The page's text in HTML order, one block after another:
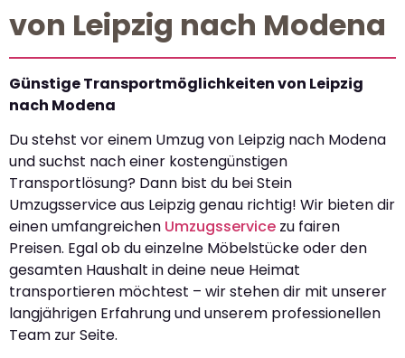
von Leipzig nach Modena
Günstige Transportmöglichkeiten von Leipzig
nach Modena
Du stehst vor einem Umzug von Leipzig nach Modena
und suchst nach einer kostengünstigen
Transportlösung? Dann bist du bei Stein
Umzugsservice aus Leipzig genau richtig! Wir bieten dir
einen umfangreichen Umzugsservice zu fairen
Preisen. Egal ob du einzelne Möbelstücke oder den
gesamten Haushalt in deine neue Heimat
transportieren möchtest – wir stehen dir mit unserer
langjährigen Erfahrung und unserem professionellen
Team zur Seite.